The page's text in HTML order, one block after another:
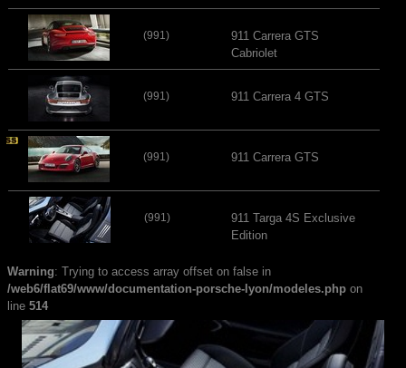
(991)
911 Carrera GTS
Cabriolet
(991) 911 Carrera 4 GTS
(991) 911 Carrera GTS
(991)
911 Targa 4S Exclusive
Edition
Warning: Trying to access array offset on false in
/web6/flat69/www/documentation-porsche-lyon/modeles.php on
line514